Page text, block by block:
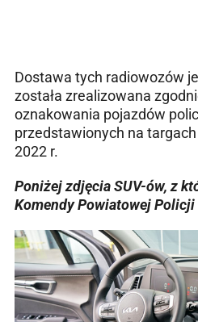
Dostawa tych radiowozów
została zrealizowana
oznakowania pojazdów
przedstawionych na
2022 r.
Poniżej zdjęcia SUV-ów, z
Komendy Powiatowej Policji